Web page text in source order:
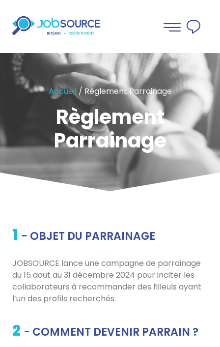
Accueil/ Règlement Parrainage
Règlement
Parrainage
1 - OBJET DU PARRAINAGE
JOBSOURCE lance une campagne de parrainage
du 15 aout au 31 décembre 2024 pour inciter les
collaborateurs à recommander des filleuls ayant
l’un des profils recherchés.
2 - COMMENT DEVENIR PARRAIN ?